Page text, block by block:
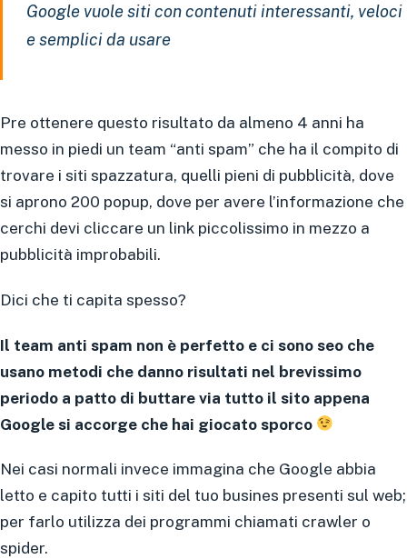
Google vuole siti con contenuti interessanti, veloci
e semplici da usare
Pre ottenere questo risultato da almeno 4 anni ha
messo in piedi un team “anti spam” che ha il compito di
trovare i siti spazzatura, quelli pieni di pubblicità, dove
si aprono 200 popup, dove per avere l’informazione che
cerchi devi cliccare un link piccolissimo in mezzo a
pubblicità improbabili.
Dici che ti capita spesso?
Il team anti spam non è perfetto e ci sono seo che
usano metodi che danno risultati nel brevissimo
periodo a patto di buttare via tutto il sito appena
Google si accorge che hai giocato sporco
Nei casi normali invece immagina che Google abbia
letto e capito tutti i siti del tuo busines presenti sul web;
per farlo utilizza dei programmi chiamati crawler o
spider.